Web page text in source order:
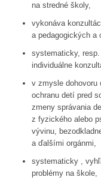
na stredné školy,
vykonáva
a pedagogických a
systematicky,
individuálne
v zmysle dohovoru
ochranu detí pred
zmeny správania
z fyzického alebo
vývinu,
a ďalšími orgánmi,
systematicky ,
problémy na škole,